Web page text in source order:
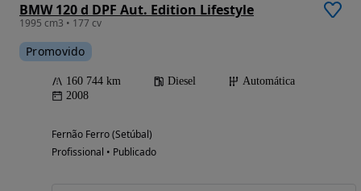
BMW 120 d DPF Aut. Edition Lifestyle
1995 cm3 • 177 cv
Promovido
160 744 km Diesel
Automática
2008
Fernão Ferro (Setúbal)
Profissional • Publicado